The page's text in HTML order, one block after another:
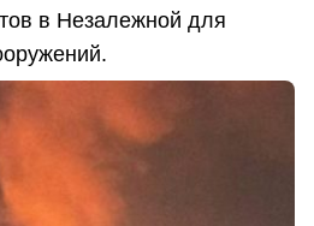
в Незалежной для